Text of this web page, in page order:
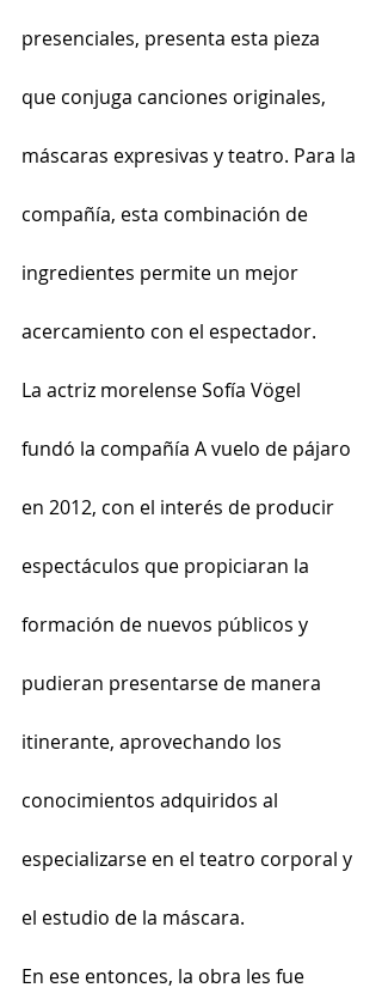
presenciales, presenta esta pieza
que conjuga canciones originales,
máscaras expresivas y teatro. Para la
compañía, esta combinación de
ingredientes permite un mejor
acercamiento con el espectador.
La actriz morelense Sofía Vögel
fundó la compañía A vuelo de pájaro
en 2012, con el interés de producir
espectáculos que propiciaran la
formación de nuevos públicos y
pudieran presentarse de manera
itinerante, aprovechando los
conocimientos adquiridos al
especializarse en el teatro corporal y
el estudio de la máscara.
En ese entonces, la obra les fue